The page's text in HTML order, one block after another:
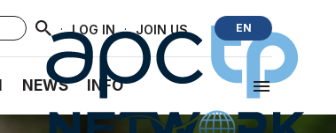
· LOG IN · JOIN US EN
NEWS INFO